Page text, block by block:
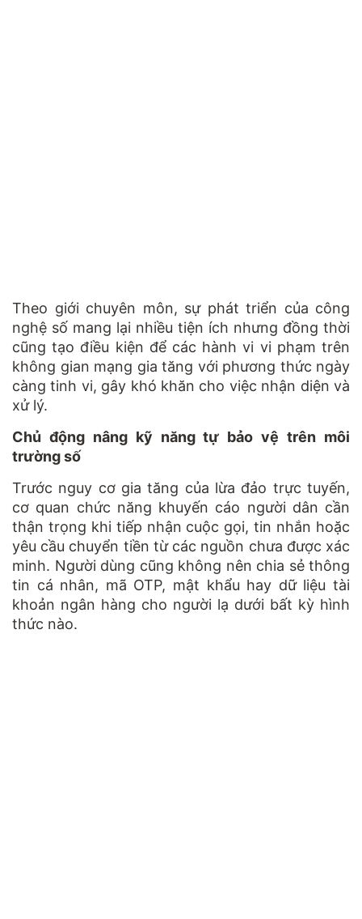
Theo giới chuyên môn, sự phát triển của công
nghệ số mang lại nhiều tiện ích nhưng đồng thời
cũng tạo điều kiện để các hành vi vi phạm trên
không gian mạng gia tăng với phương thức ngày
càng tinh vi, gây khó khăn cho việc nhận diện và
xử lý.
Chủ động nâng kỹ năng tự bảo vệ trên môi
trường số
Trước nguy cơ gia tăng của lừa đảo trực tuyến,
cơ quan chức năng khuyến cáo người dân cần
thận trọng khi tiếp nhận cuộc gọi, tin nhắn hoặc
yêu cầu chuyển tiền từ các nguồn chưa được xác
minh. Người dùng cũng không nên chia sẻ thông
tin cá nhân, mã OTP, mật khẩu hay dữ liệu tài
khoản ngân hàng cho người lạ dưới bất kỳ hình
thức nào.